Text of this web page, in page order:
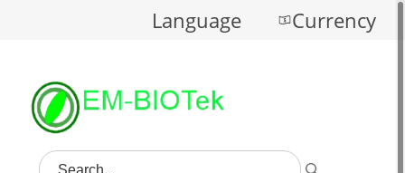
Language Currency